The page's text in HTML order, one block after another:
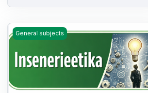
Insenerieetika (HKE150) Kevad 2026
General subjects